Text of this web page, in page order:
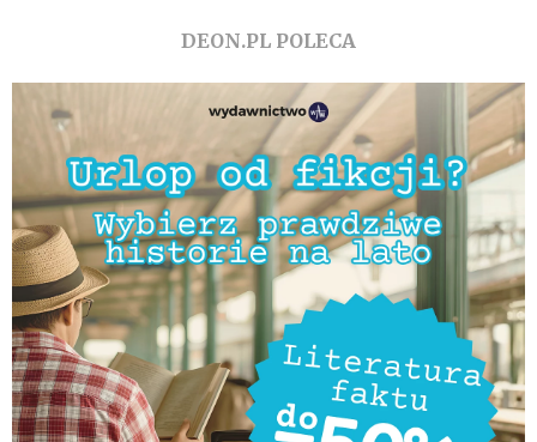
DEON.PL POLECA